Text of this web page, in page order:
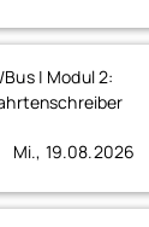
| Modul 2:
Mi., 19.08.2026